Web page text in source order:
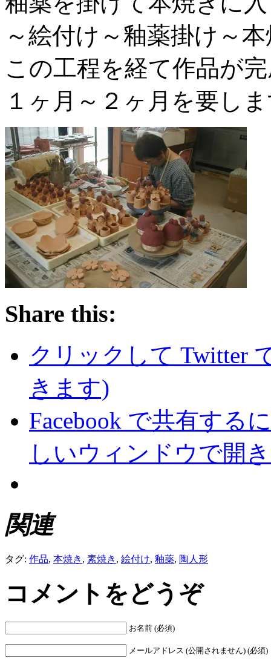
～絵付け～釉薬掛け～
この工程を経て作品が
１ヶ月～２ヶ月を要し
Share this:
クリックして Twitter
きます)
Facebook で共有する
しいウィンドウで開
関連
タグ: 作品, 本焼き , 素焼き , 絵付け, 釉薬, 陶人形
コメントをどうぞ
お名前 (必須)
メールアドレス (公開されません) (必須)